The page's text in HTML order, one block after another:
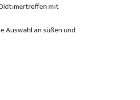
mit
Auswahl an süßen und